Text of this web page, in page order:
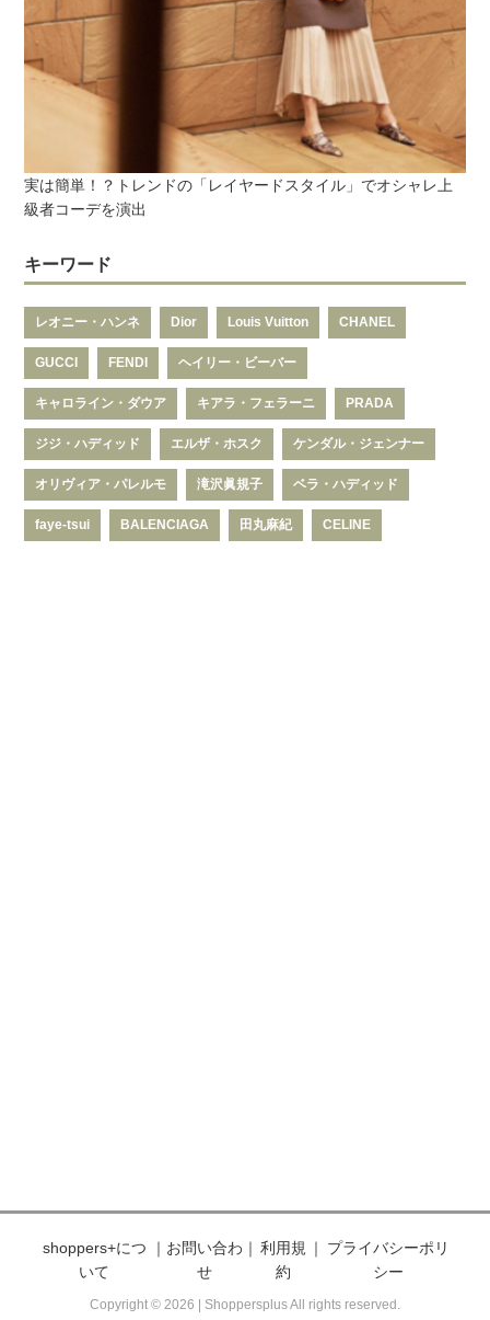
実は簡単！？トレンドの「レイヤードスタイル」でオシャレ上
級者コーデを演出
キーワード
レオニー・ハンネ Dior Louis Vuitton CHANEL
GUCCI FENDI ヘイリー・ビーバー
キャロライン・ダウア キアラ・フェラーニ PRADA
ジジ・ハディッド エルザ・ホスク ケンダル・ジェンナー
オリヴィア・パレルモ 滝沢眞規子 ベラ・ハディッド
faye-tsui BALENCIAGA 田丸麻紀 CELINE
shoppers+につ
いて
｜ お問い合わ
せ
｜ 利用規
約
｜
プライバシーポリ
シー
Copyright © 2026 | Shoppersplus All rights reserved.